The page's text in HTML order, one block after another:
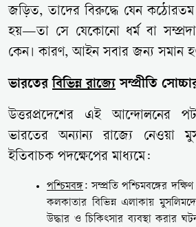
জড়িত, তাদের বিরুদ্ধে যেন কঠোরতম
হয়—তা সে যেকোনো ধর্ম বা
কেন। কারণ, আইন সবার জন্য সমান
ভারতেরবিভিন্ন রাজ্যেসম্প্রীতি
উত্তরপ্রদেশের এই আন্দোলনের
ভারতের অন্যান্য রাজ্যে নেওয়া
ইতিবাচক পদক্ষেপের মাধ্যমে:
পশ্চিমবঙ্গ: সম্প্রতি পশ্চিমবঙ্গের
কলকাতার বিভিন্ন এলাকায়
উদ্ধার ও চিকিৎসার ব্যবস্থা করার